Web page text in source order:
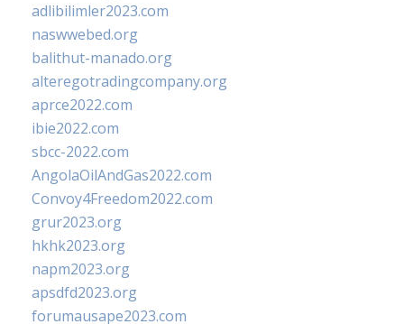
adlibilimler2023.com
naswwebed.org
balithut-manado.org
alteregotradingcompany.org
aprce2022.com
ibie2022.com
sbcc-2022.com
AngolaOilAndGas2022.com
Convoy4Freedom2022.com
grur2023.org
hkhk2023.org
napm2023.org
apsdfd2023.org
forumausape2023.com